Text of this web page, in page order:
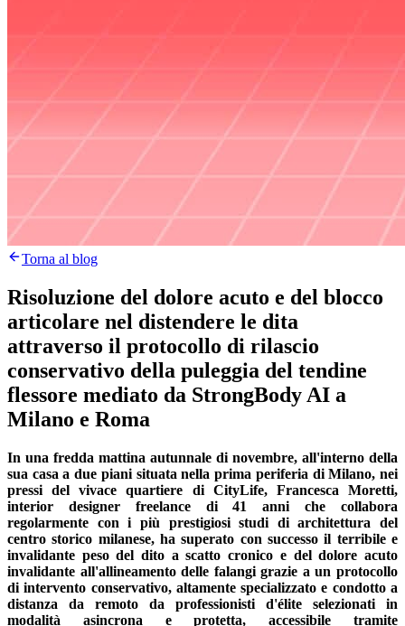
Torna al blog
Risoluzione del dolore acuto e del blocco
articolare nel distendere le dita
attraverso il protocollo di rilascio
conservativo della puleggia del tendine
flessore mediato da StrongBody AI a
Milano e Roma
In una fredda mattina autunnale di novembre, all'interno della
sua casa a due piani situata nella prima periferia di Milano, nei
pressi del vivace quartiere di CityLife, Francesca Moretti,
interior designer freelance di 41 anni che collabora
regolarmente con i più prestigiosi studi di architettura del
centro storico milanese, ha superato con successo il terribile e
invalidante peso del dito a scatto cronico e del dolore acuto
invalidante all'allineamento delle falangi grazie a un protocollo
di intervento conservativo, altamente specializzato e condotto a
distanza da remoto da professionisti d'élite selezionati in
modalità asincrona e protetta, accessibile tramite